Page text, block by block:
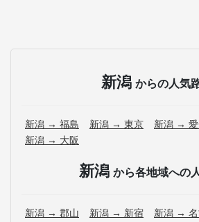
新潟 からの人気
新潟 → 福島 新潟 → 東京 新潟 → 愛
新潟 → 大阪
新潟 から各地域への
新潟 → 郡山 新潟 → 新宿
新潟 → 名